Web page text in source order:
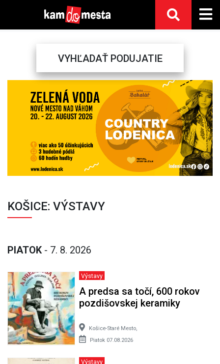
VYHĽADAŤ PODUJATIE
Next
KOŠICE: VÝSTAVY
PIATOK - 7. 8. 2026
Výstavy
A predsa sa točí, 600 rokov
pozdišovskej keramiky
Košice-Staré Mesto,
Piatok 07.08.2026
Výstavy